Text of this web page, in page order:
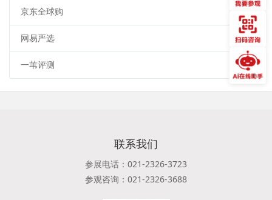
京东全球购
网易严选
一苇评测
联系我们
参展电话：021-2326-3723
参观咨询：021-2326-3688